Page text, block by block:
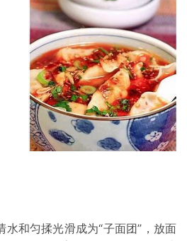
和匀揉光滑成为“子面团”，放面